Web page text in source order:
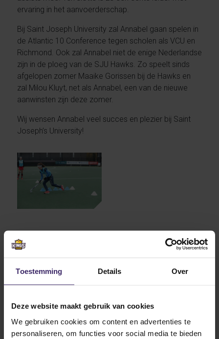
Toestemming Details Over
Deze website maakt gebruik van cookies
We gebruiken cookies om content en advertenties te
personaliseren, om functies voor social media te bieden
ervaring in het aanvoerderschap.
Bij Saint Joseph University zal Annabel gaan spelen in
de Atlantic 10 Conference tegen scholen als VCU en
Richmond. Ook zal Annabel niet de enige Nederlandse
zijn in de ploeg van de SJU Hawks. Zo speelt sinds
afgelopen zomer Maaike Gorissen bij de Hawks en
zal Milou Kluyt, net als Annabel, een van de nieuwe
aanwinsten zijn deze zomer.
Wij wensen Annabel veel succes en plezier bij Saint
Joseph’s University!
Other articles from Annabel
Lindemulder
13
Nov